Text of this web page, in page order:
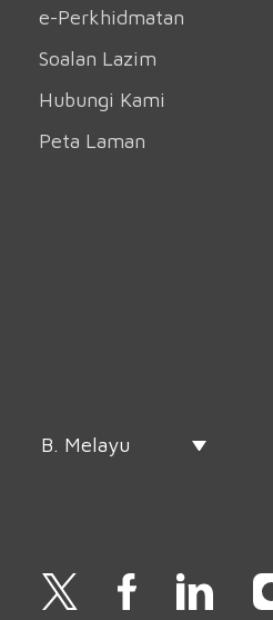
e-Perkhidmatan
Soalan Lazim
Hubungi Kami
Peta Laman
B. Melayu